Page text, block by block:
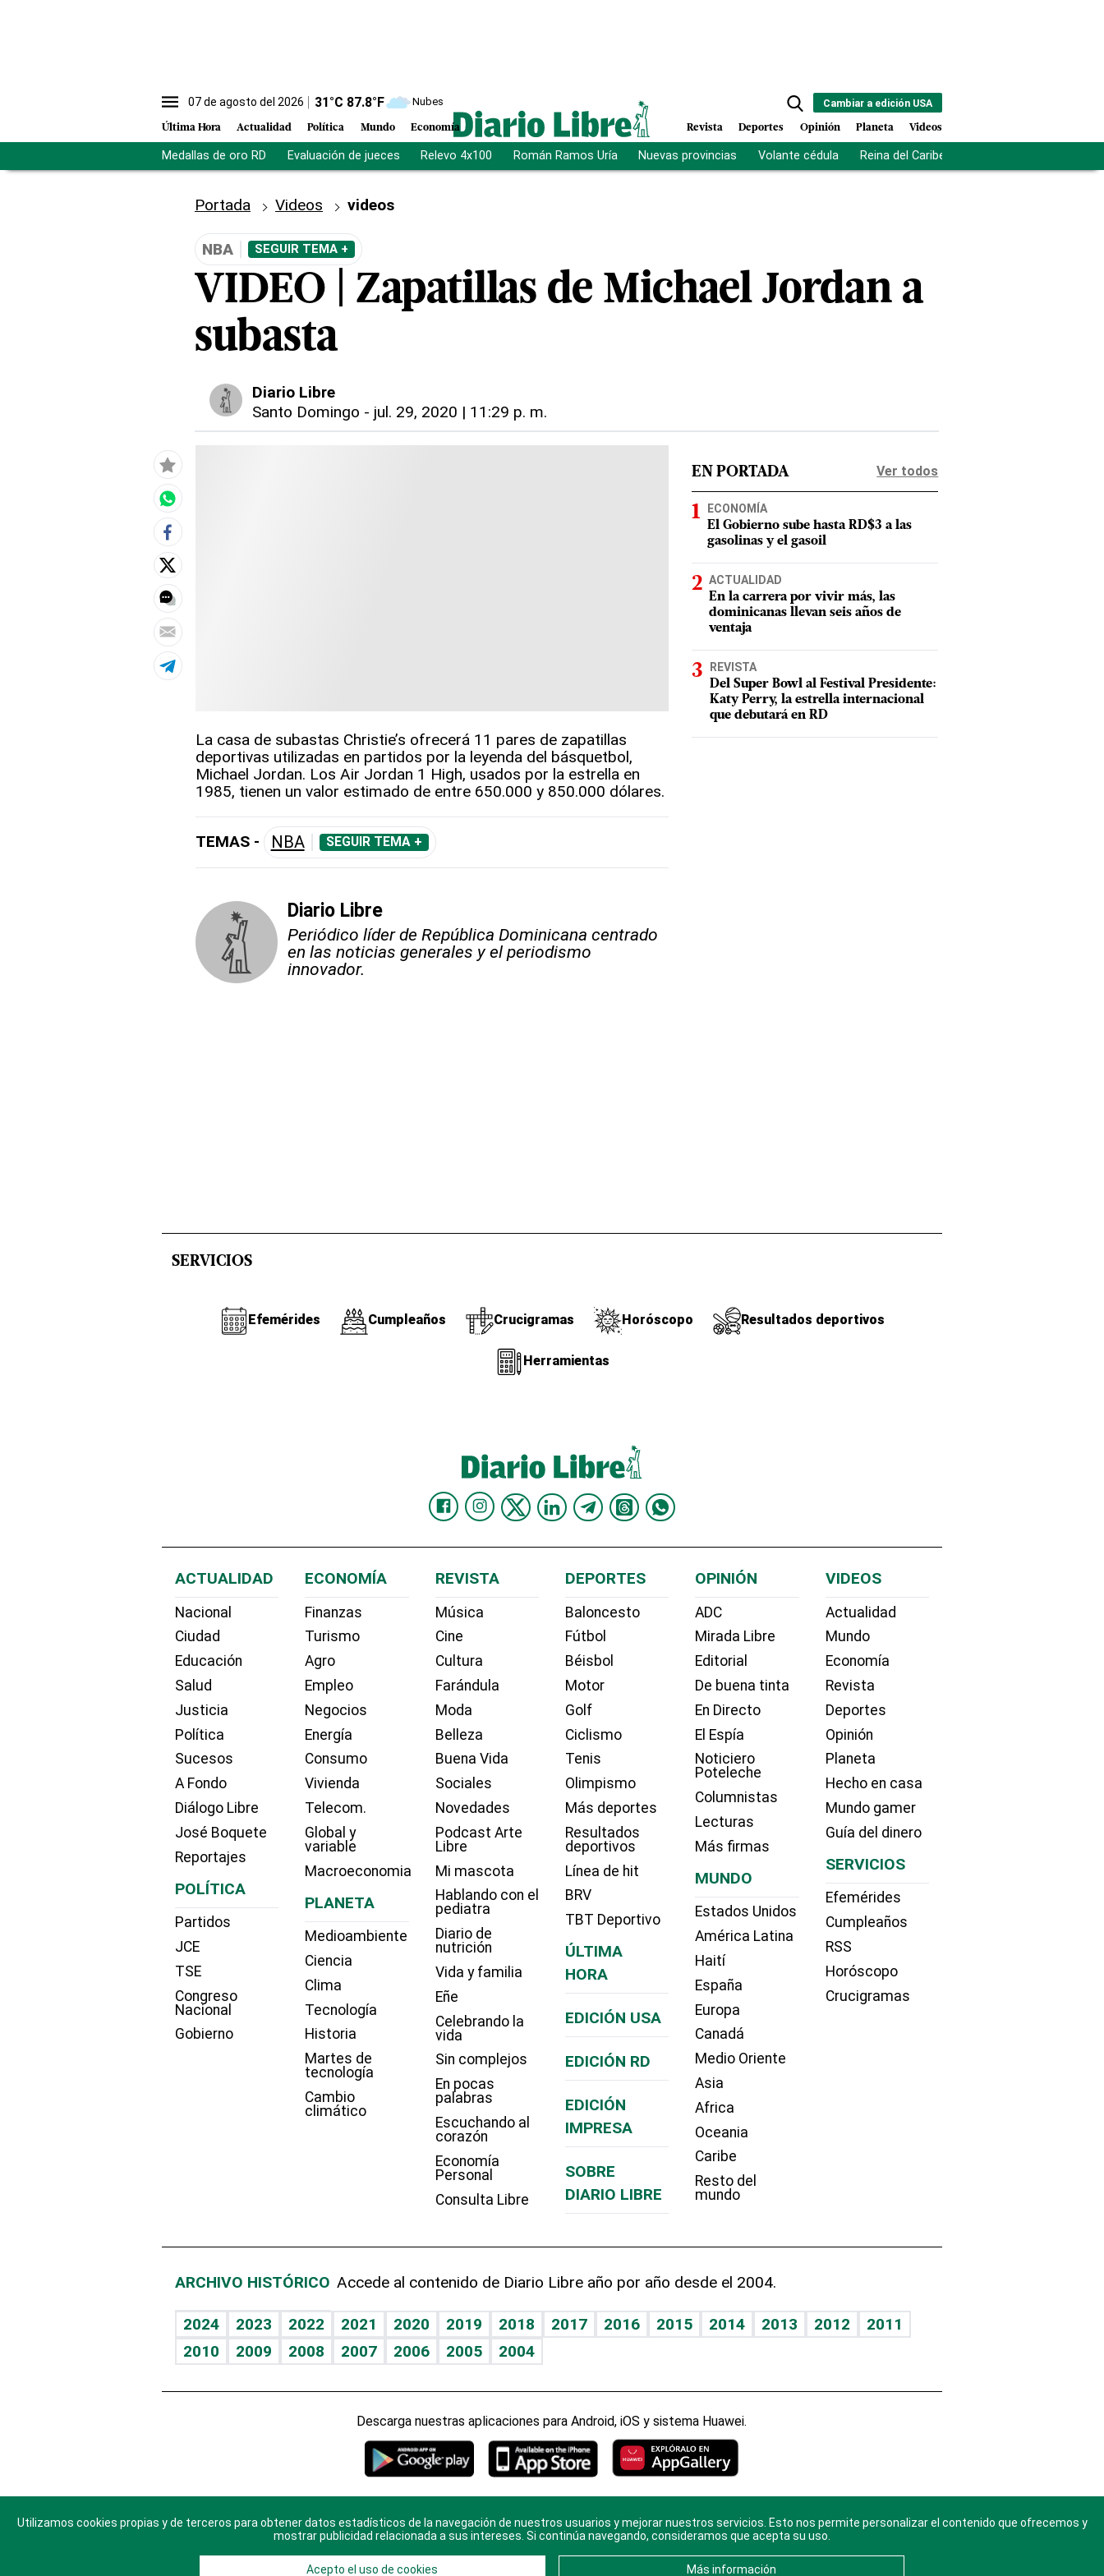
07 de agosto del 2026 31°C 87.8°F Nubes
Última Hora Actualidad Política Mundo Economía
Cambiar a edición USA
Revista Deportes Opinión Planeta Videos
Medallas de oro RD Evaluación de jueces Relevo 4x100 Román Ramos Uría Nuevas provincias Volante cédula Reina del Caribe
Portada Videos videos
NBA SEGUIR TEMA +
VIDEO | Zapatillas de Michael Jordan a
subasta
Diario Libre
Santo Domingo - jul. 29, 2020 | 11:29 p. m.
La casa de subastas Christie’s ofrecerá 11 pares de zapatillas
deportivas utilizadas en partidos por la leyenda del básquetbol,
Michael Jordan. Los Air Jordan 1 High, usados por la estrella en
1985, tienen un valor estimado de entre 650.000 y 850.000 dólares.
TEMAS - NBA SEGUIR TEMA +
Diario Libre
Periódico líder de República Dominicana centrado
en las noticias generales y el periodismo
innovador.
EN PORTADA Ver todos
ECONOMÍA
El Gobierno sube hasta RD$3 a las
gasolinas y el gasoil
ACTUALIDAD
En la carrera por vivir más, las
dominicanas llevan seis años de
ventaja
REVISTA
Del Super Bowl al Festival Presidente:
Katy Perry, la estrella internacional
que debutará en RD
SERVICIOS
Efemérides Cumpleaños Crucigramas Horóscopo Resultados deportivos
Herramientas
ACTUALIDAD
Nacional
Ciudad
Educación
Salud
Justicia
Política
Sucesos
A Fondo
Diálogo Libre
José Boquete
Reportajes
POLÍTICA
Partidos
JCE
TSE
Congreso
Nacional
Gobierno
ECONOMÍA
Finanzas
Turismo
Agro
Empleo
Negocios
Energía
Consumo
Vivienda
Telecom.
Global y
variable
Macroeconomia
PLANETA
Medioambiente
Ciencia
Clima
Tecnología
Historia
Martes de
tecnología
Cambio
climático
REVISTA
Música
Cine
Cultura
Farándula
Moda
Belleza
Buena Vida
Sociales
Novedades
Podcast Arte
Libre
Mi mascota
Hablando con el
pediatra
Diario de
nutrición
Vida y familia
Eñe
Celebrando la
vida
Sin complejos
En pocas
palabras
Escuchando al
corazón
Economía
Personal
Consulta Libre
DEPORTES
Baloncesto
Fútbol
Béisbol
Motor
Golf
Ciclismo
Tenis
Olimpismo
Más deportes
Resultados
deportivos
Línea de hit
BRV
TBT Deportivo
ÚLTIMA
HORA
EDICIÓN USA
EDICIÓN RD
EDICIÓN
IMPRESA
SOBRE
DIARIO LIBRE
OPINIÓN
ADC
Mirada Libre
Editorial
De buena tinta
En Directo
El Espía
Noticiero
Poteleche
Columnistas
Lecturas
Más firmas
MUNDO
Estados Unidos
América Latina
Haití
España
Europa
Canadá
Medio Oriente
Asia
Africa
Oceania
Caribe
Resto del
mundo
VIDEOS
Actualidad
Mundo
Economía
Revista
Deportes
Opinión
Planeta
Hecho en casa
Mundo gamer
Guía del dinero
SERVICIOS
Efemérides
Cumpleaños
RSS
Horóscopo
Crucigramas
ARCHIVO HISTÓRICO Accede al contenido de Diario Libre año por año desde el 2004.
2024 2023 2022 2021 2020 2019 2018 2017 2016 2015 2014 2013 2012
2011
2010
2009 2008 2007 2006 2005 2004
Descarga nuestras aplicaciones para Android, iOS y sistema Huawei.
© 2025 Diario Libre, todos los derechos reservados. Consulta elAviso Legal . Ponte
enContactocon nosotros y conoce más sobreDiario Libre
Utilizamos cookies propias y de terceros para obtener datos estadísticos de la navegación de nuestros usuarios y mejorar nuestros servicios. Esto nos permite personalizar el contenido que ofrecemos y
mostrar publicidad relacionada a sus intereses. Si continúa navegando, consideramos que acepta su uso.
Acepto el uso de cookies Más información